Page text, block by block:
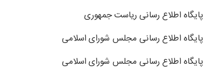
پایگاه اطلاع رسانی ریاست جمهوری
پایگاه اطلاع رسانی مجلس شورای اسلامی
پایگاه اطلاع رسانی مجلس شورای اسلامی